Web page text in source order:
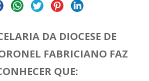
DA DIOCESE DE
FABRICIANO FAZ
QUE: